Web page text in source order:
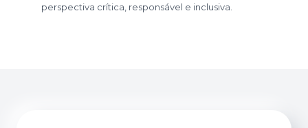
perspectiva crítica, responsável e inclusiva.